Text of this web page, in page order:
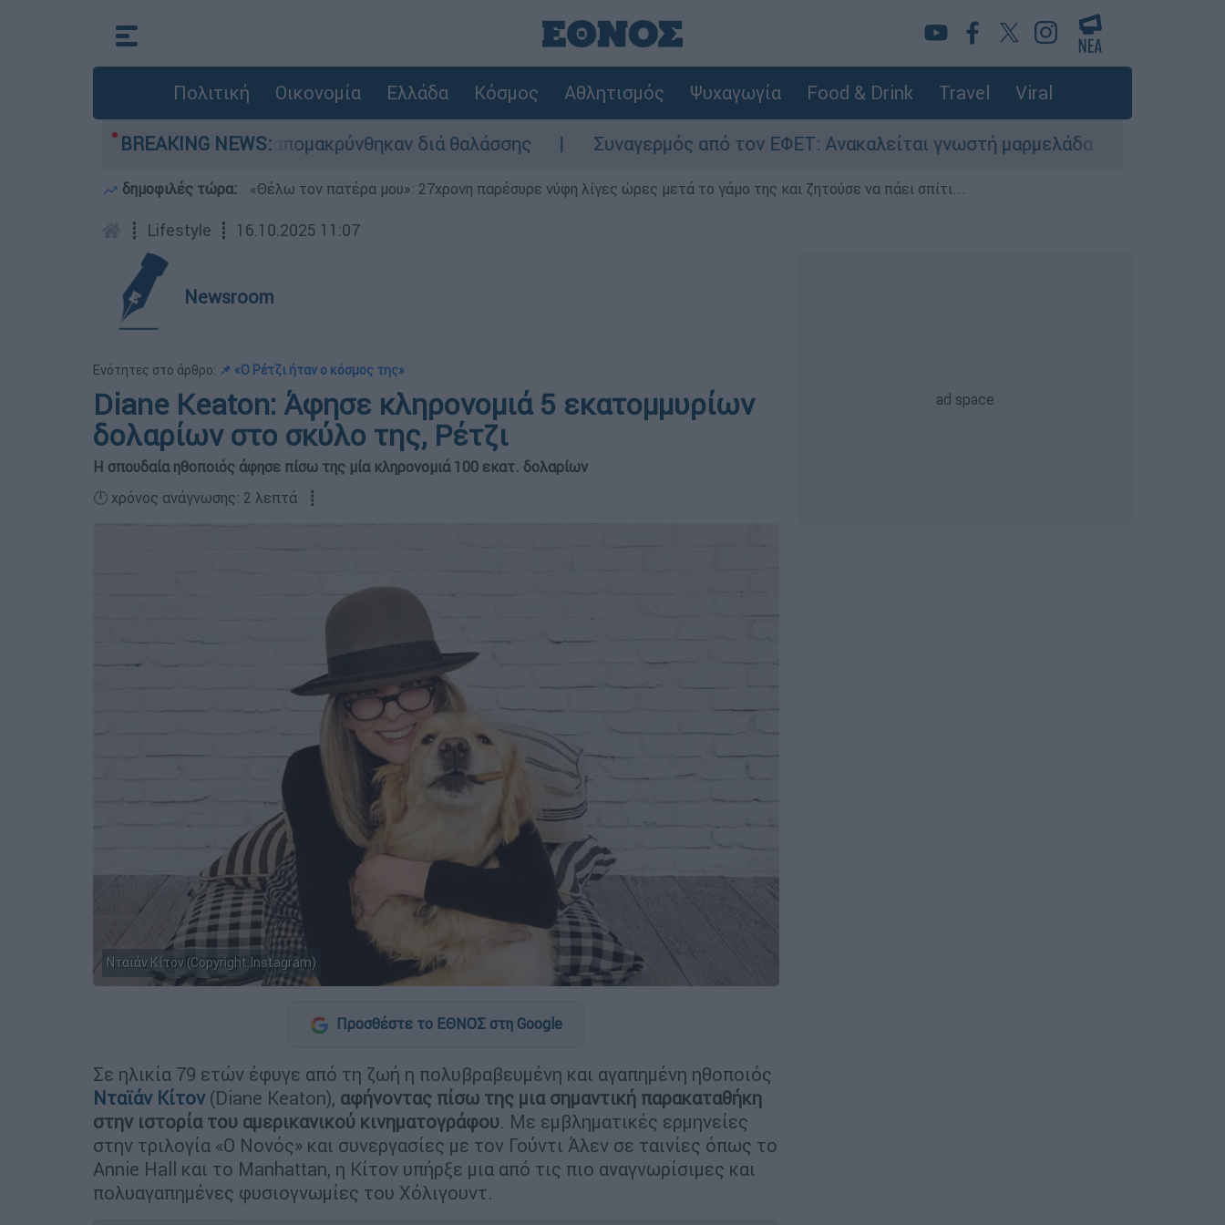
Πολιτική Οικονομία Ελλάδα Κόσμος Αθλητισμός Ψυχαγωγία Food & Drink Travel Viral
BREAKING NEWS:
- 254 πολίτες απομακρύνθηκαν διά θαλάσσης Συναγερμός από τον ΕΦΕΤ: Ανακαλείται γνωστή μαρμελάδα - Κίνδυνος θραύσης στη
δημοφιλές τώρα: «Θέλω τον πατέρα μου»: 27χρονη παρέσυρε νύφη λίγες ώρες μετά το γάμο της και ζητούσε να πάει σπίτι...
┋ Lifestyle ┋ 16.10.2025 11:07
Newsroom
Ενότητες στο άρθρο: 📌 «Ο Ρέτζι ήταν ο κόσμος της»
Diane Keaton: Άφησε κληρονομιά 5 εκατομμυρίων
δολαρίων στο σκύλο της, Ρέτζι
Η σπουδαία ηθοποιός άφησε πίσω της μία κληρονομιά 100 εκατ. δολαρίων
🕛 χρόνος ανάγνωσης: 2 λεπτά ┋
Νταϊάν Κίτον (Copyright:Instagram)
Προσθέστε το ΕΘΝΟΣ στη Google
Σε ηλικία 79 ετών έφυγε από τη ζωή η πολυβραβευμένη και αγαπημένη ηθοποιός
Νταϊάν Κίτον(Diane Keaton), αφήνοντας πίσω της μια σημαντική παρακαταθήκη
στην ιστορία του αμερικανικού κινηματογράφου. Με εμβληματικές ερμηνείες
στην τριλογία «Ο Νονός» και συνεργασίες με τον Γούντι Άλεν σε ταινίες όπως το
Annie Hall και το Manhattan, η Κίτον υπήρξε μια από τις πιο αναγνωρίσιμες και
πολυαγαπημένες φυσιογνωμίες του Χόλιγουντ.